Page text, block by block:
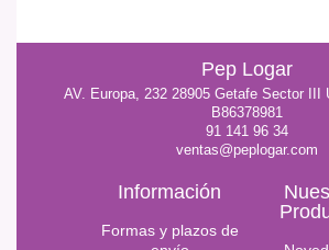
Pep Logar
AV. Europa, 232 28905 Getafe Sector III
B86378981
91 141 96 34
ventas@peplogar.com
Información
Formas y plazos de